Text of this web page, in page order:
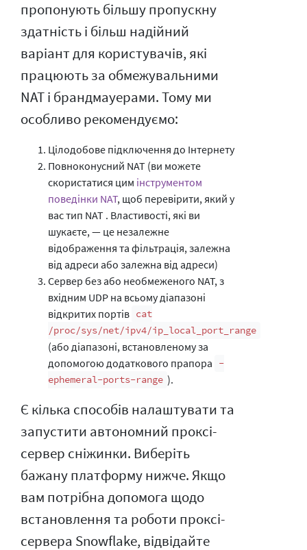
пропонують більшу пропускну
здатність і більш надійний
варіант для користувачів, які
працюють за обмежувальними
NAT і брандмауерами. Тому ми
особливо рекомендуємо:
Цілодобове підключення до Інтернету
Повноконусний NAT (ви можете
скористатися цим інструментом
поведінки NAT, щоб перевірити, який у
вас тип NAT . Властивості, які ви
шукаєте, — це незалежне
відображення та фільтрація, залежна
від адреси або залежна від адреси)
Сервер без або необмеженого NAT, з
вхідним UDP на всьому діапазоні
відкритих портів cat
/proc/sys/net/ipv4/ip_local_port_range
(або діапазоні, встановленому за
допомогою додаткового прапора
-
ephemeral-ports-range ).
Є кілька способів налаштувати та
запустити автономний проксі-
сервер сніжинки. Виберіть
бажану платформу нижче. Якщо
вам потрібна допомога щодо
встановлення та роботи проксі-
сервера Snowflake, відвідайте